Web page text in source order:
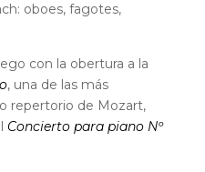
oboes, fagotes,
con la obertura a la
, una de las más
repertorio de Mozart,
Concierto para piano Nº